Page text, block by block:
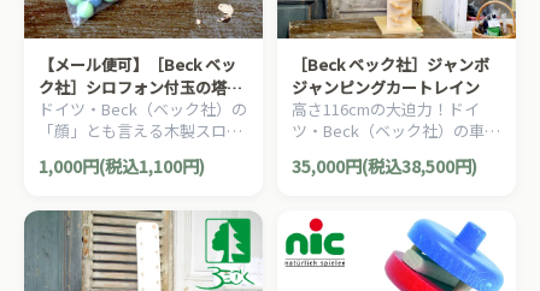
【メール便可】［Beck ベッ
ク社］シロフォン付玉の塔用
玉
ドイツ・Beck（ベック社）の
「顔」とも言える木製スロー
プトイ「シロフォン付玉の
塔」の補充用玉約45〜50個程
1,000円(税込1,100円)
［Beck ベック社］ジャンボ
ジャンピングカートレイン
高さ116cmの大迫力！ドイ
ツ・Beck（ベック社）の車が
シャーッと滑り落ちる木製落
ちものおもちゃ「ジャンボジ
す。
35,000円(税込38,500円)